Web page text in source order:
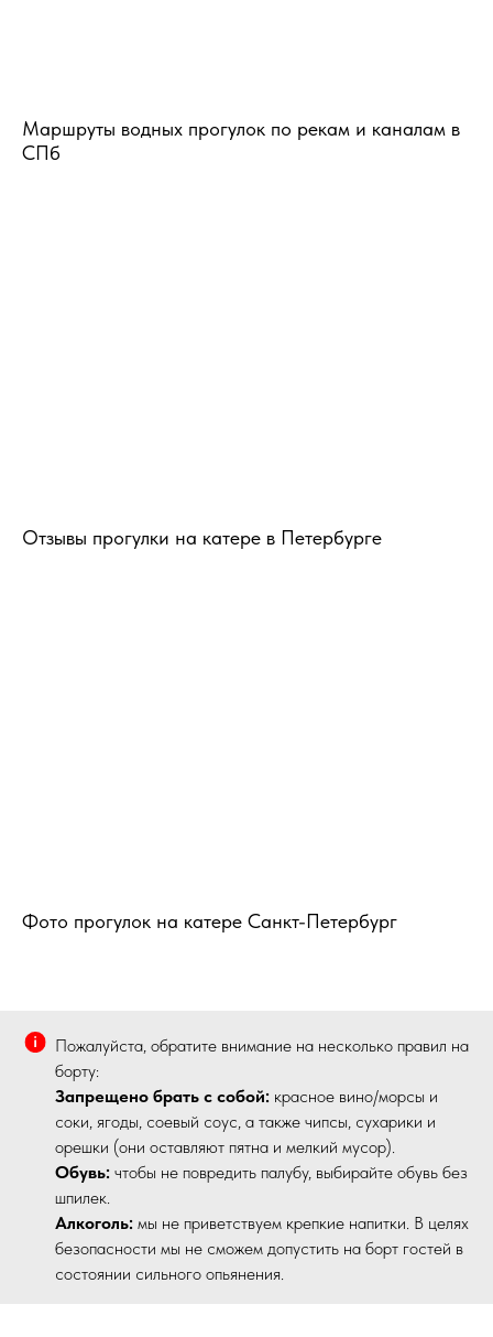
Маршруты водных прогулок по рекам и каналам в
СПб
Отзывы прогулки на катере в Петербурге
Фото прогулок на катере Санкт-Петербург
Пожалуйста, обратите внимание на несколько правил на
борту:
Запрещено брать с собой: красное вино/морсы и
соки, ягоды, соевый соус, а также чипсы, сухарики и
орешки (они оставляют пятна и мелкий мусор).
Обувь: чтобы не повредить палубу, выбирайте обувь без
шпилек.
Алкоголь: мы не приветствуем крепкие напитки. В целях
безопасности мы не сможем допустить на борт гостей в
состоянии сильного опьянения.